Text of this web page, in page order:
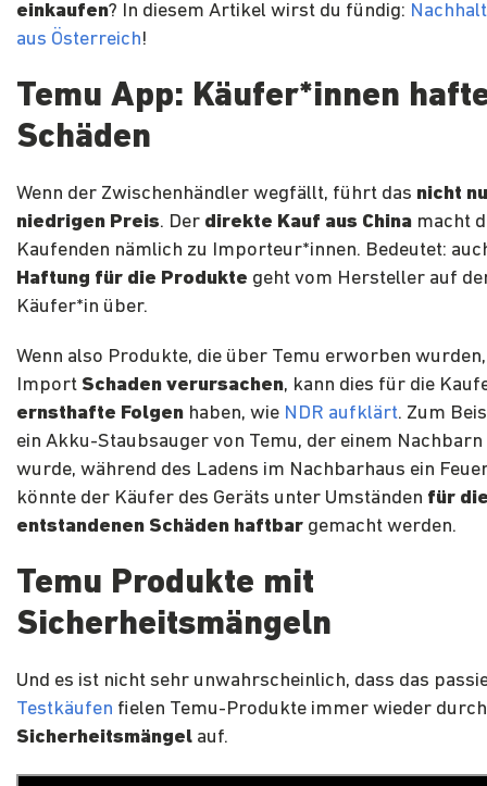
einkaufen? In diesem Artikel wirst du fündig:
aus Österreich!
Temu App: Käufer*innen
Schäden
Wenn der Zwischenhändler wegfällt, führt das nicht
niedrigen Preis. Der direkte Kauf aus China macht
Kaufenden nämlich zu Importeur*innen. Bedeutet:
Haftung für die Produkte geht vom Hersteller auf
Käufer*in über.
Wenn also Produkte, die über Temu erworben
Import Schaden verursachen, kann dies für die
ernsthafte Folgen haben, wie NDR aufklärt. Zum
ein Akku-Staubsauger von Temu, der einem Nachbarn
wurde, während des Ladens im Nachbarhaus ein
könnte der Käufer des Geräts unter Umständen für
entstandenen Schäden haftbar gemacht werden.
Temu Produkte mit
Sicherheitsmängeln
Und es ist nicht sehr unwahrscheinlich, dass das
Testkäufen fielen Temu-Produkte immer wieder durch
Sicherheitsmängel auf.